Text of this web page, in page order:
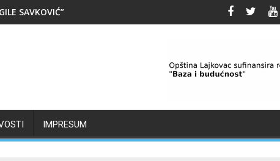
SAVKOVIĆ”
IMPRESUM